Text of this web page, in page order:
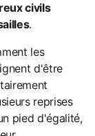
civils
.
les
d'être
reprises
pied d'égalité,